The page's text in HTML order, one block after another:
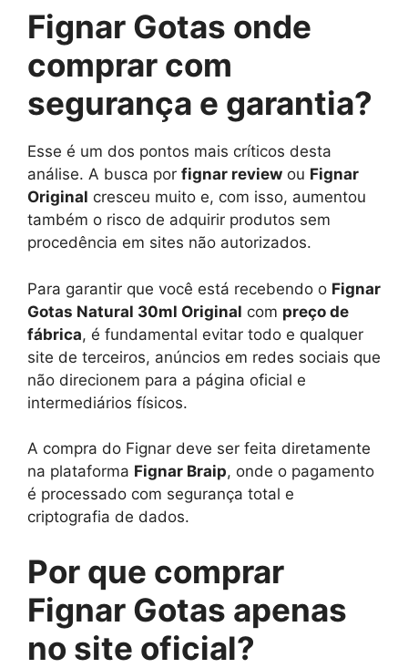
Fignar Gotas onde
comprar com
segurança e garantia?
Esse é um dos pontos mais críticos desta
análise. A busca por fignar review ou Fignar
Original cresceu muito e, com isso, aumentou
também o risco de adquirir produtos sem
procedência em sites não autorizados.
Para garantir que você está recebendo o Fignar
Gotas Natural 30ml Original com preço de
fábrica, é fundamental evitar todo e qualquer
site de terceiros, anúncios em redes sociais que
não direcionem para a página oficial e
intermediários físicos.
A compra do Fignar deve ser feita diretamente
na plataforma Fignar Braip, onde o pagamento
é processado com segurança total e
criptografia de dados.
Por que comprar
Fignar Gotas apenas
no site oficial?